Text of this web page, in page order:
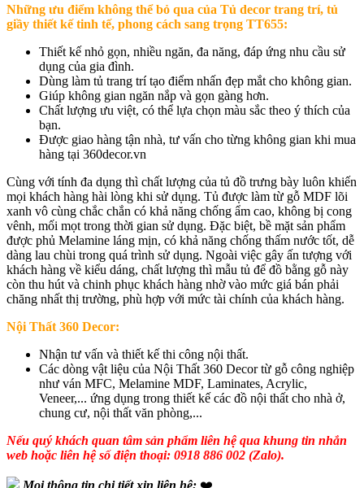
Những ưu điểm không thể bỏ qua của Tủ decor trang trí, tủ
giầy thiết kế tinh tế, phong cách sang trọng TT655:
Thiết kế nhỏ gọn, nhiều ngăn, đa năng, đáp ứng nhu cầu sử
dụng của gia đình.
Dùng làm tủ trang trí tạo điểm nhấn đẹp mắt cho không gian.
Giúp không gian ngăn nắp và gọn gàng hơn.
Chất lượng ưu việt, có thể lựa chọn màu sắc theo ý thích của
bạn.
Được giao hàng tận nhà, tư vấn cho từng không gian khi mua
hàng tại 360decor.vn
Cùng với tính đa dụng thì chất lượng của tủ đồ trưng bày luôn khiến
mọi khách hàng hài lòng khi sử dụng. Tủ được làm từ gỗ MDF lõi
xanh vô cùng chắc chắn có khả năng chống ẩm cao, không bị cong
vênh, mối mọt trong thời gian sử dụng. Đặc biệt, bề mặt sản phẩm
được phủ Melamine láng mịn, có khả năng chống thấm nước tốt, dễ
dàng lau chùi trong quá trình sử dụng. Ngoài việc gây ấn tượng với
khách hàng về kiểu dáng, chất lượng thì mẫu tủ để đồ bằng gỗ này
còn thu hút và chinh phục khách hàng nhờ vào mức giá bán phải
chăng nhất thị trường, phù hợp với mức tài chính của khách hàng.
Nội Thất 360 Decor:
Nhận tư vấn và thiết kế thi công nội thất.
Các dòng vật liệu của Nội Thất 360 Decor từ gỗ công nghiệp
như ván MFC, Melamine MDF, Laminates, Acrylic,
Veneer,... ứng dụng trong thiết kế các đồ nội thất cho nhà ở,
chung cư, nội thất văn phòng,...
Nếu quý khách quan tâm sản phẩm liên hệ qua khung tin nhắn
web hoặc liên hệ số điện thoại: 0918 886 002 (Zalo).
Mọi thông tin chi tiết xin liên hệ: ❤️